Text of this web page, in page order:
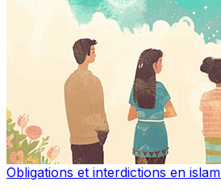
Obligations et interdictions en islam